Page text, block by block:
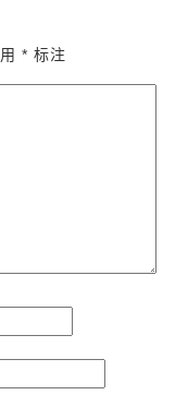
* 标注